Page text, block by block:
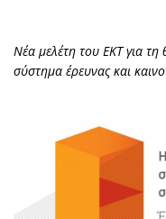
Νέα μελέτη του ΕΚΤ για τη
σύστημα έρευνας και